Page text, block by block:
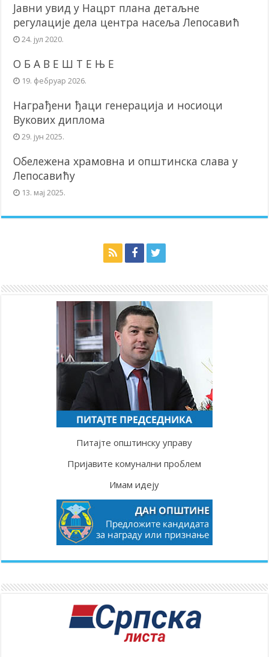
Јавни увид у Нацрт плана детаљне
регулације дела центра насеља Лепосавић
24. јул 2020.
О Б А В Е Ш Т Е Њ Е
19. фебруар 2026.
Награђени ђаци генерација и носиоци
Вукових диплома
29. јун 2025.
Обележена храмовна и општинска слава у
Лепосавићу
13. мај 2025.
Питајте општинску управу
Пријавите комунални проблем
Имам идеју